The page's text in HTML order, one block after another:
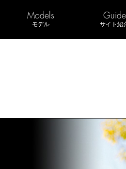
Models
モデル
Guide
サイト紹